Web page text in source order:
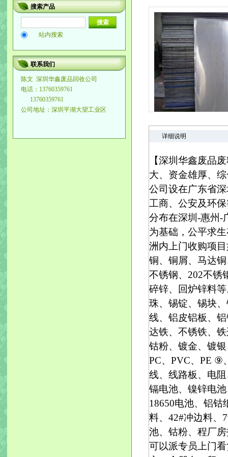
搜索产品
站内搜索
联系我们
陈文 深圳华鑫废品回收公司
电话：13760359761
13760359761
公司地址：深圳平湖大望工业区
详细说明
【深圳华鑫废品
大、资金雄厚、
公司设在广东省
工商、公安及环
分布在深圳-惠州-
为基础，公平求
洲内上门收购项
铜、铜屑、马达
不锈钢、202不锈
碎锌、回炉锌料
珠、锡锭、锡块
线、铝皮铝板、
达铁、不锈铁、
钴粉、镀金、镀
PC、PVC、PE ⑨
线、线路板、电
镉电池、镍锌电
18650电池、铝钴
料、42#冲边料、
池、钴粉、程厂
可以派专员上门